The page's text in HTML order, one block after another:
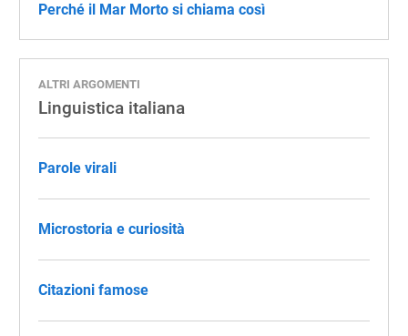
Perché il Mar Morto si chiama così
ALTRI ARGOMENTI
Linguistica italiana
Parole virali
Microstoria e curiosità
Citazioni famose